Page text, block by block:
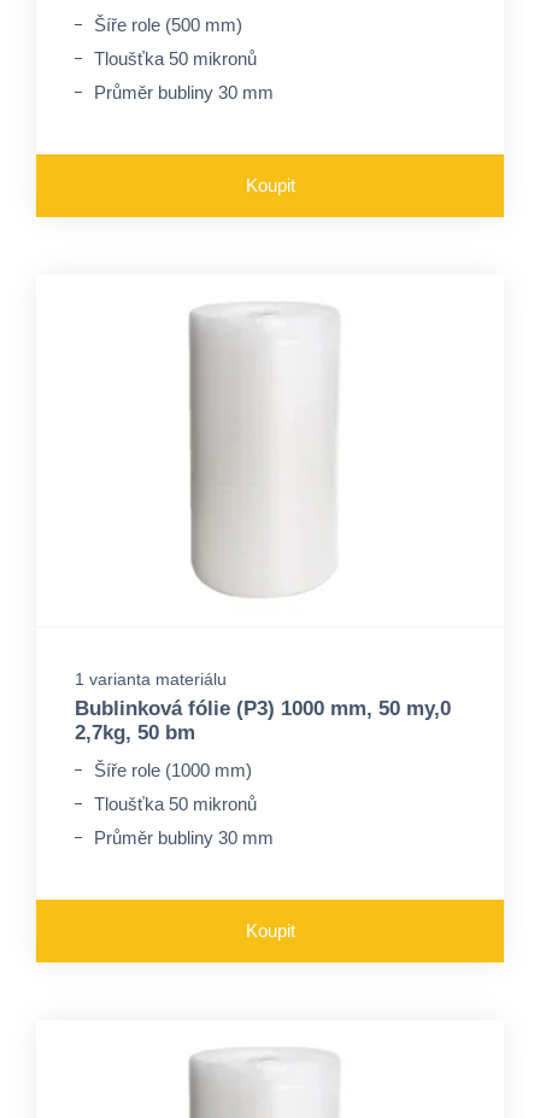
Šíře role (500 mm)
Tloušťka 50 mikronů
Průměr bubliny 30 mm
Koupit
1 varianta materiálu
Bublinková fólie (P3) 1000 mm, 50 my,0
2,7kg, 50 bm
Šíře role (1000 mm)
Tloušťka 50 mikronů
Průměr bubliny 30 mm
Koupit